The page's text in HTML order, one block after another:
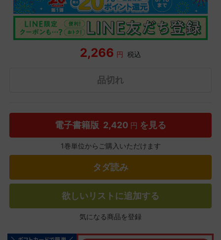
2,266 円 税込
品切れ
電子書籍版 2,420 円 を見る
1巻単位からご購入いただけます
タダ読み
欲しいリストに追加する
気になる商品を登録